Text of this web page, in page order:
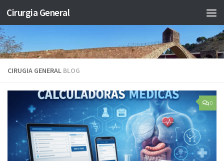
Skip to content
Cirurgia General
CIRUGIA GENERAL BLOG
0